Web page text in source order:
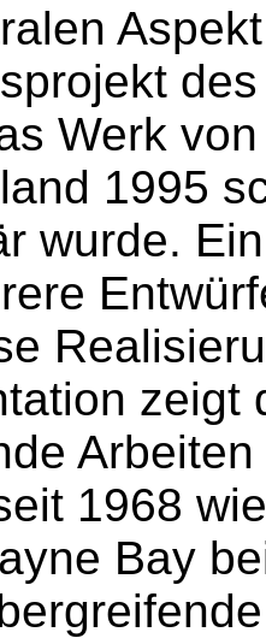
Werk
1995
wurde.
zeigt
1968
Bay